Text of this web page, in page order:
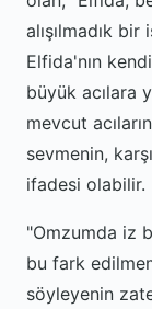
alışılmadık
Elfida'nın
büyük acılara
mevcut
sevmenin,
ifadesi olabilir.
"Omzumda iz
bu fark
söyleyenin